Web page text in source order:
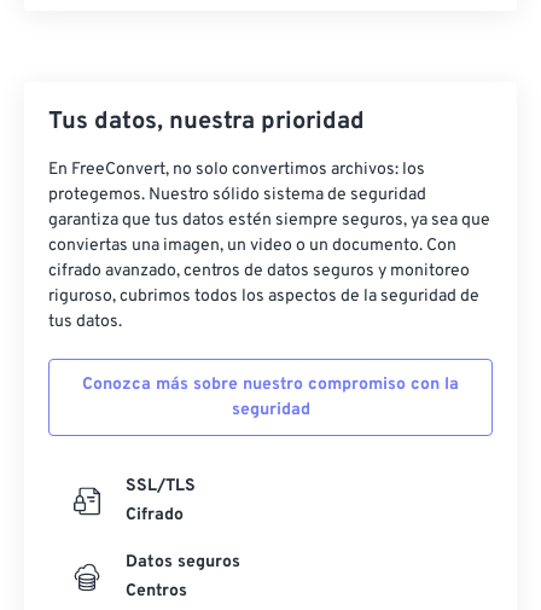
Tus datos, nuestra prioridad
En FreeConvert, no solo convertimos archivos: los
protegemos. Nuestro sólido sistema de seguridad
garantiza que tus datos estén siempre seguros, ya sea que
conviertas una imagen, un video o un documento. Con
cifrado avanzado, centros de datos seguros y monitoreo
riguroso, cubrimos todos los aspectos de la seguridad de
tus datos.
Conozca más sobre nuestro compromiso con la
seguridad
SSL/TLS
Cifrado
Datos seguros
Centros